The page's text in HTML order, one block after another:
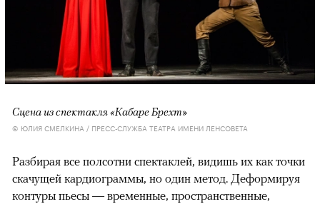
Сцена из спектакля «Кабаре Брехт»
© ЮЛИЯ СМЕЛКИНА / ПРЕСС-СЛУЖБА ТЕАТРА ИМЕНИ ЛЕНСОВЕТА
Разбирая все полсотни спектаклей, видишь их как точки
скачущей кардиограммы, но один метод. Деформируя
контуры пьесы — временные, пространственные,